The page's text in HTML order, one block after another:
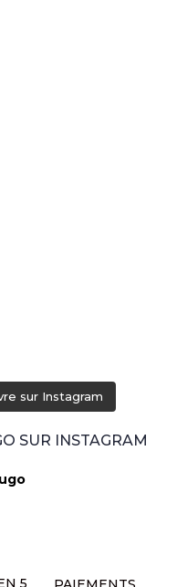
sur Instagram
SUR INSTAGRAM
5